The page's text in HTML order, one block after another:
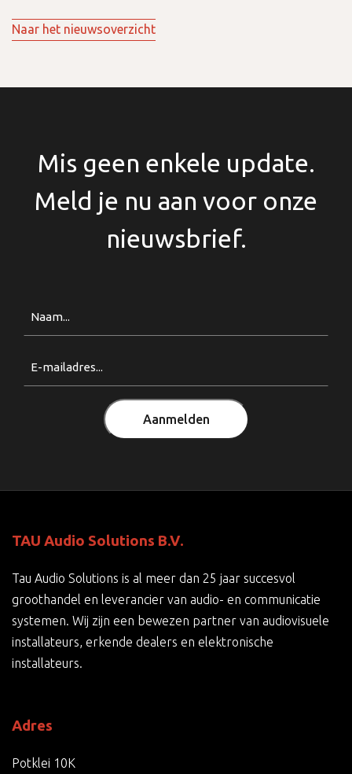
Naar het nieuwsoverzicht
Mis geen enkele update.
Meld je nu aan voor onze
nieuwsbrief.
Aanmelden
TAU Audio Solutions B.V.
Tau Audio Solutions is al meer dan 25 jaar succesvol
groothandel en leverancier van audio- en communicatie
systemen. Wij zijn een bewezen partner van audiovisuele
installateurs, erkende dealers en elektronische
installateurs.
Adres
Potklei 10K